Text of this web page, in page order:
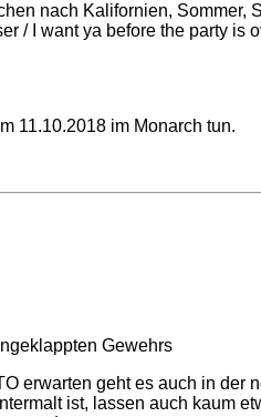
nach Kalifornien, Sommer,
/ I want ya before the party is
11.10.2018 im Monarch tun.
erwarten geht es auch in der
ist, lassen auch kaum